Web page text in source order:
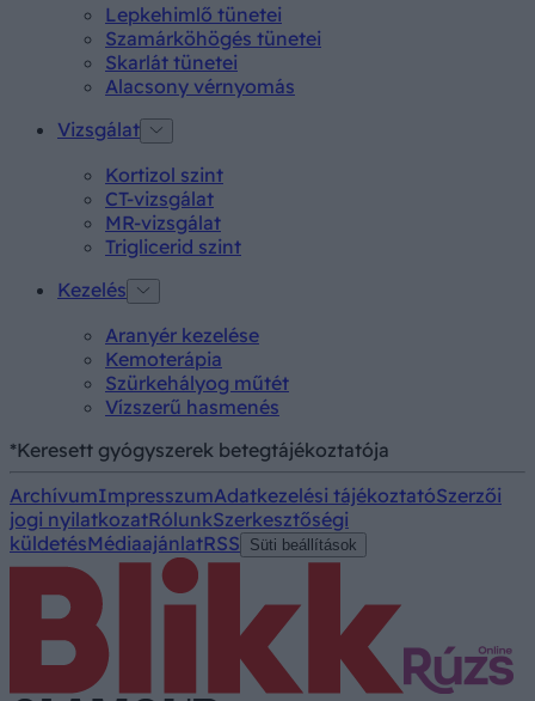
Lepkehimlő tünetei
Szamárköhögés tünetei
Skarlát tünetei
Alacsony vérnyomás
Vizsgálat
Kortizol szint
CT-vizsgálat
MR-vizsgálat
Triglicerid szint
Kezelés
Aranyér kezelése
Kemoterápia
Szürkehályog műtét
Vízszerű hasmenés
*Keresett gyógyszerek betegtájékoztatója
ArchívumImpresszumAdatkezelési tájékoztatóSzerzői
jogi nyilatkozatRólunkSzerkesztőségi
küldetésMédiaajánlatRSS Süti beállítások